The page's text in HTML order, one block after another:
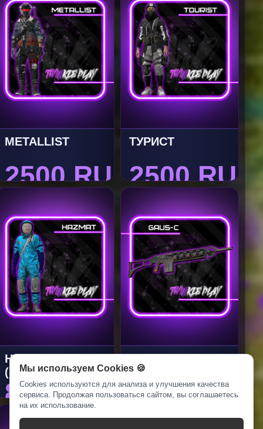
METALLIST
2500 RUB
ТУРИСТ
2500 RUB
HAZMAT
(ГОЛУБОЙ)
800 RUB
GAUS-C (BLACK-
RED)
6500 RUB
Мы используем Cookies 🍪
Cookies используются для анализа и улучшения качества
сервиса. Продолжая пользоваться сайтом, вы соглашаетесь
на их использование.